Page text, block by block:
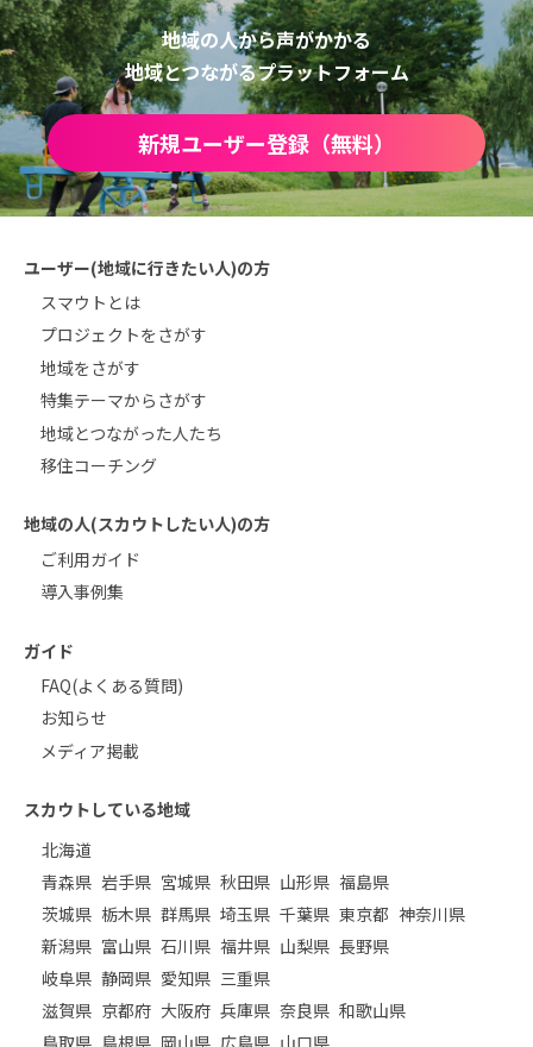
地域の人から声がかかる
地域とつながるプラットフォーム
新規ユーザー登録（無料）
ユーザー(地域に行きたい人)の方
スマウトとは
プロジェクトをさがす
地域をさがす
特集テーマからさがす
地域とつながった人たち
移住コーチング
地域の人(スカウトしたい人)の方
ご利用ガイド
導入事例集
ガイド
FAQ(よくある質問)
お知らせ
メディア掲載
スカウトしている地域
北海道
青森県 岩手県 宮城県 秋田県 山形県 福島県
茨城県 栃木県 群馬県 埼玉県 千葉県 東京都 神奈川県
新潟県 富山県 石川県 福井県 山梨県 長野県
岐阜県 静岡県 愛知県 三重県
滋賀県 京都府 大阪府 兵庫県 奈良県 和歌山県
鳥取県 島根県 岡山県 広島県 山口県